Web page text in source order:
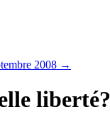
2008 →
liberté?